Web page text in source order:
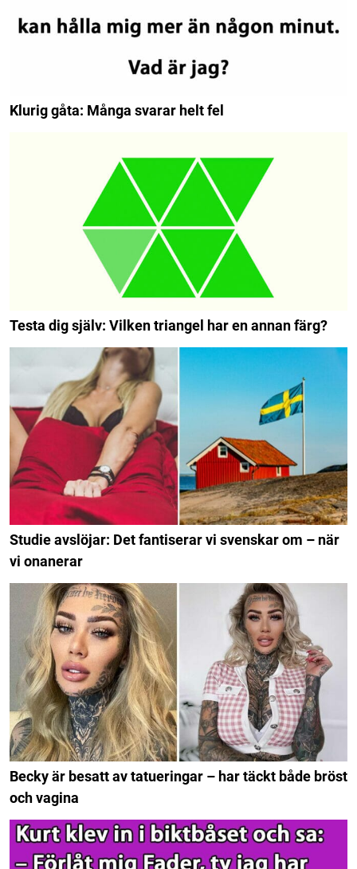
Klurig gåta: Många svarar helt fel
Testa dig själv: Vilken triangel har en annan färg?
Studie avslöjar: Det fantiserar vi svenskar om – när
vi onanerar
Becky är besatt av tatueringar – har täckt både bröst
och vagina